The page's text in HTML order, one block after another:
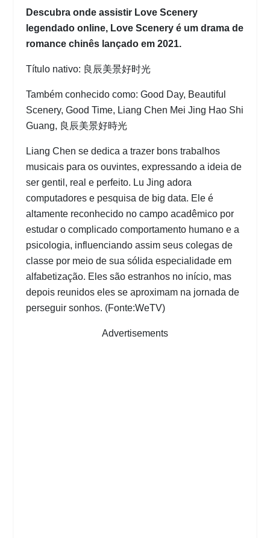
Descubra onde assistir Love Scenery
legendado online, Love Scenery é um drama de
romance chinês lançado em 2021.
Título nativo: 良辰美景好时光
Também conhecido como: Good Day, Beautiful
Scenery, Good Time, Liang Chen Mei Jing Hao Shi
Guang, 良辰美景好時光
Liang Chen se dedica a trazer bons trabalhos
musicais para os ouvintes, expressando a ideia de
ser gentil, real e perfeito. Lu Jing adora
computadores e pesquisa de big data. Ele é
altamente reconhecido no campo acadêmico por
estudar o complicado comportamento humano e a
psicologia, influenciando assim seus colegas de
classe por meio de sua sólida especialidade em
alfabetização. Eles são estranhos no início, mas
depois reunidos eles se aproximam na jornada de
perseguir sonhos. (Fonte:WeTV)
Advertisements